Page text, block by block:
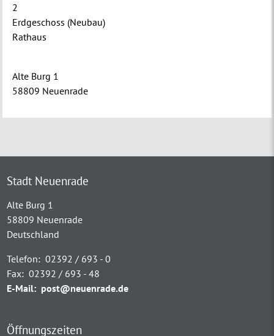
2
Erdgeschoss (Neubau)
Rathaus
Alte Burg 1
58809 Neuenrade
Stadt Neuenrade
Alte Burg 1
58809 Neuenrade
Deutschland
Telefon: 02392 / 693 - 0
Fax: 02392 / 693 - 48
E-Mail: post@neuenrade.de
Öffnungszeiten